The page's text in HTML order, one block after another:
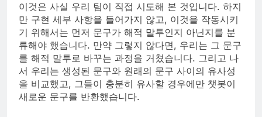
이것은 사실 우리 팀이 직접 시도해 본 것입니다. 하지
만 구현 세부 사항을 들어가지 않고, 이것을 작동시키
기 위해서는 먼저 문구가 해적 말투인지 아닌지를 분
류해야 했습니다. 만약 그렇지 않다면, 우리는 그 문구
를 해적 말투로 바꾸는 과정을 거쳤습니다. 그리고 나
서 우리는 생성된 문구와 원래의 문구 사이의 유사성
을 비교했고, 그들이 충분히 유사할 경우에만 챗봇이
새로운 문구를 반환했습니다.